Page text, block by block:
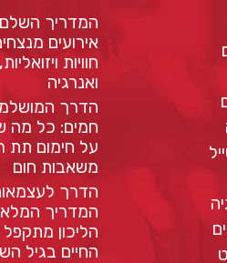
המדריך השלם
אירועים
חוויות
ואנרגיה
הדרך
חמים: כל מה
על חימום תת
משאבות חום
הדרך
המדריך
הליכון מתקפל
החיים בגיל